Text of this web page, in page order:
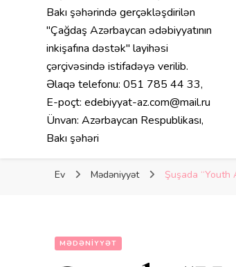
Bakı şəhərində gerçəkləşdirilən
"Çağdaş Azərbaycan ədəbiyyatının
inkişafına dəstək" layihəsi
çərçivəsində istifadəyə verilib.
Əlaqə telefonu: 051 785 44 33,
E-poçt: edebiyyat-az.com@mail.ru
Ünvan: Azərbaycan Respublikası,
Bakı şəhəri
Ev Mədəniyyət Şuşada “Youth
MƏDƏNIYYƏT